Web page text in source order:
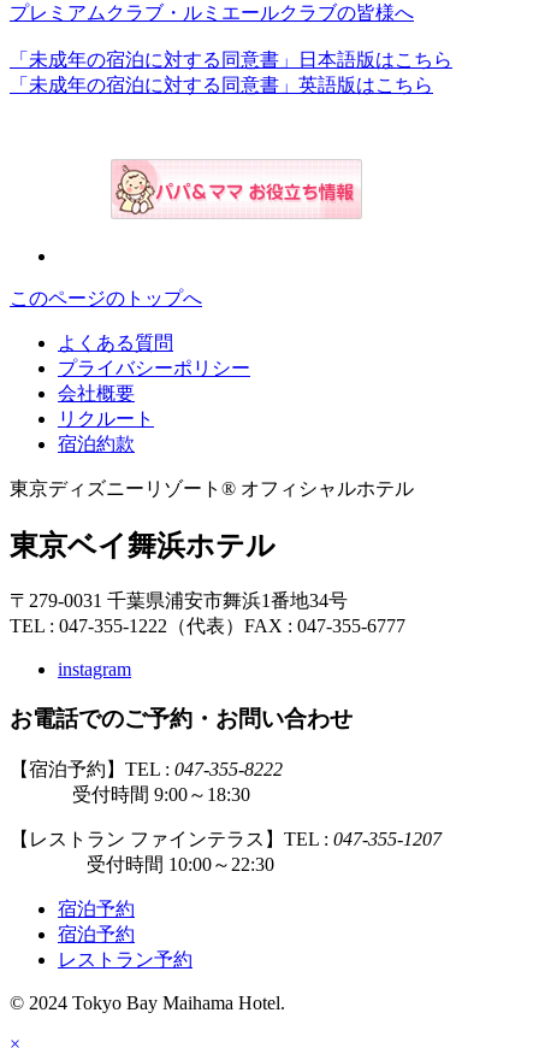
プレミアムクラブ・ルミエールクラブの皆様へ
「未成年の宿泊に対する同意書」日本語版はこちら
「未成年の宿泊に対する同意書」英語版はこちら
このページのトップへ
よくある質問
プライバシーポリシー
会社概要
リクルート
宿泊約款
東京ディズニーリゾート® オフィシャルホテル
東京ベイ舞浜ホテル
〒279-0031 千葉県浦安市舞浜1番地34号
TEL : 047-355-1222（代表） FAX : 047-355-6777
instagram
お電話でのご予約・お問い合わせ
【宿泊予約】TEL : 047-355-8222
受付時間 9:00～18:30
【レストラン ファインテラス】TEL : 047-355-1207
受付時間 10:00～22:30
宿泊予約
宿泊予約
レストラン予約
© 2024 Tokyo Bay Maihama Hotel.
×